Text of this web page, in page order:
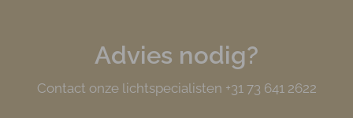
Advies nodig?
Contact onze lichtspecialisten +31 73 641 2622